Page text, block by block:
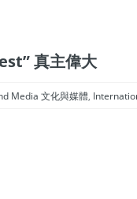
真主偉大
Media 文化與媒體,